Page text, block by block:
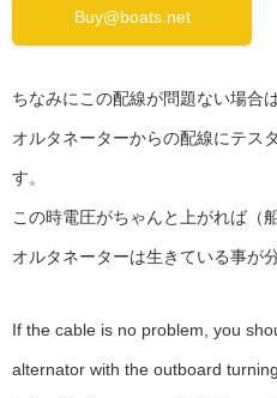
Buy@boats.net
ちなみにこの配線が問題ない場合
オルタネーターからの配線にテス
す。
この時電圧がちゃんと上がれば（
オルタネーターは生きている事が
If the cable is no problem, you
alternator with the outboard